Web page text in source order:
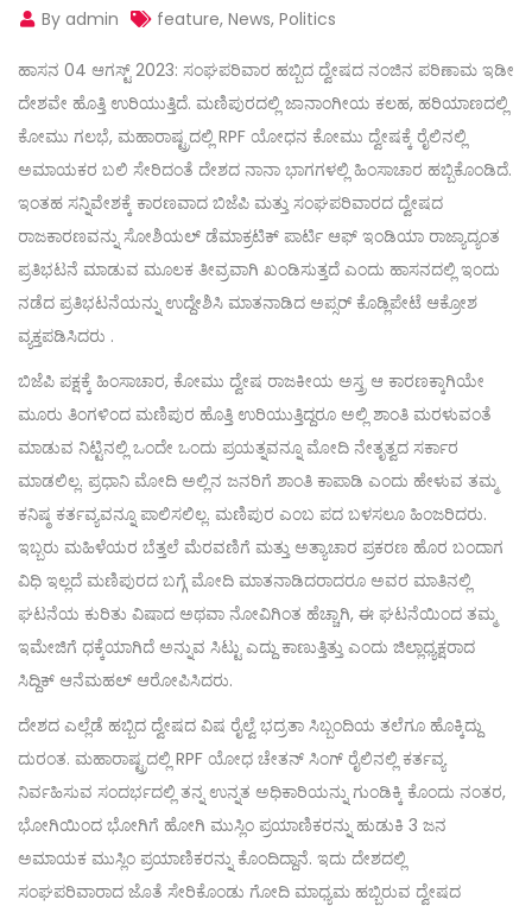
By admin feature, News, Politics
ಹಾಸನ 04 ಆಗಸ್ಟ್ 2023: ಸಂಘಪರಿವಾರ ಹಬ್ಬಿದ ದ್ವೇಷದ ನಂಜಿನ ಪರಿಣಾಮ ಇಡೀ
ದೇಶವೇ ಹೊತ್ತಿ ಉರಿಯುತ್ತಿದೆ. ಮಣಿಪುರದಲ್ಲಿ ಜಾನಾಂಗೀಯ ಕಲಹ, ಹರಿಯಾಣದಲ್ಲಿ
ಕೋಮು ಗಲಭೆ, ಮಹಾರಾಷ್ಟ್ರದಲ್ಲಿ RPF ಯೋಧನ ಕೋಮು ದ್ವೇಷಕ್ಕೆ ರೈಲಿನಲ್ಲಿ
ಅಮಾಯಕರ ಬಲಿ ಸೇರಿದಂತೆ ದೇಶದ ನಾನಾ ಭಾಗಗಳಲ್ಲಿ ಹಿಂಸಾಚಾರ ಹಬ್ಬಿಕೊಂಡಿದೆ.
ಇಂತಹ ಸನ್ನಿವೇಶಕ್ಕೆ ಕಾರಣವಾದ ಬಿಜೆಪಿ ಮತ್ತು ಸಂಘಪರಿವಾರದ ದ್ವೇಷದ
ರಾಜಕಾರಣವನ್ನು ಸೋಶಿಯಲ್ ಡೆಮಾಕ್ರಟಿಕ್ ಪಾರ್ಟಿ ಆಫ್ ಇಂಡಿಯಾ ರಾಜ್ಯಾದ್ಯಂತ
ಪ್ರತಿಭಟನೆ ಮಾಡುವ ಮೂಲಕ ತೀವ್ರವಾಗಿ ಖಂಡಿಸುತ್ತದೆ ಎಂದು ಹಾಸನದಲ್ಲಿ ಇಂದು
ನಡೆದ ಪ್ರತಿಭಟನೆಯನ್ನು ಉದ್ದೇಶಿಸಿ ಮಾತನಾಡಿದ ಅಪ್ಸರ್ ಕೊಡ್ಲಿಪೇಟೆ ಆಕ್ರೋಶ
ವ್ಯಕ್ತಪಡಿಸಿದರು .
ಬಿಜೆಪಿ ಪಕ್ಷಕ್ಕೆ ಹಿಂಸಾಚಾರ, ಕೋಮು ದ್ವೇಷ ರಾಜಕೀಯ ಅಸ್ತ್ರ ಆ ಕಾರಣಕ್ಕಾಗಿಯೇ
ಮೂರು ತಿಂಗಳಿಂದ ಮಣಿಪುರ ಹೊತ್ತಿ ಉರಿಯುತ್ತಿದ್ದರೂ ಅಲ್ಲಿ ಶಾಂತಿ ಮರಳುವಂತೆ
ಮಾಡುವ ನಿಟ್ಟಿನಲ್ಲಿ ಒಂದೇ ಒಂದು ಪ್ರಯತ್ನವನ್ನೂ ಮೋದಿ ನೇತೃತ್ವದ ಸರ್ಕಾರ
ಮಾಡಲಿಲ್ಲ. ಪ್ರಧಾನಿ ಮೋದಿ ಅಲ್ಲಿನ ಜನರಿಗೆ ಶಾಂತಿ ಕಾಪಾಡಿ ಎಂದು ಹೇಳುವ ತಮ್ಮ
ಕನಿಷ್ಠ ಕರ್ತವ್ಯವನ್ನೂ ಪಾಲಿಸಲಿಲ್ಲ. ಮಣಿಪುರ ಎಂಬ ಪದ ಬಳಸಲೂ ಹಿಂಜರಿದರು.
ಇಬ್ಬರು ಮಹಿಳೆಯರ ಬೆತ್ತಲೆ ಮೆರವಣಿಗೆ ಮತ್ತು ಅತ್ಯಾಚಾರ ಪ್ರಕರಣ ಹೊರ ಬಂದಾಗ
ವಿಧಿ ಇಲ್ಲದೆ ಮಣಿಪುರದ ಬಗ್ಗೆ ಮೋದಿ ಮಾತನಾಡಿದರಾದರೂ ಅವರ ಮಾತಿನಲ್ಲಿ
ಘಟನೆಯ ಕುರಿತು ವಿಷಾದ ಅಥವಾ ನೋವಿಗಿಂತ ಹೆಚ್ಚಾಗಿ, ಈ ಘಟನೆಯಿಂದ ತಮ್ಮ
ಇಮೇಜಿಗೆ ಧಕ್ಕೆಯಾಗಿದೆ ಅನ್ನುವ ಸಿಟ್ಟು ಎದ್ದು ಕಾಣುತ್ತಿತ್ತು ಎಂದು ಜಿಲ್ಲಾಧ್ಯಕ್ಷರಾದ
ಸಿದ್ದಿಕ್ ಆನೆಮಹಲ್ ಆರೋಪಿಸಿದರು.
ದೇಶದ ಎಲ್ಲೆಡೆ ಹಬ್ಬಿದ ದ್ವೇಷದ ವಿಷ ರೈಲ್ವೆ ಭದ್ರತಾ ಸಿಬ್ಬಂದಿಯ ತಲೆಗೂ ಹೊಕ್ಕಿದ್ದು
ದುರಂತ. ಮಹಾರಾಷ್ಟ್ರದಲ್ಲಿ RPF ಯೋಧ ಚೇತನ್ ಸಿಂಗ್ ರೈಲಿನಲ್ಲಿ ಕರ್ತವ್ಯ
ನಿರ್ವಹಿಸುವ ಸಂದರ್ಭದಲ್ಲಿ ತನ್ನ ಉನ್ನತ ಅಧಿಕಾರಿಯನ್ನು ಗುಂಡಿಕ್ಕಿ ಕೊಂದು ನಂತರ,
ಭೋಗಿಯಿಂದ ಭೋಗಿಗೆ ಹೋಗಿ ಮುಸ್ಲಿಂ ಪ್ರಯಾಣಿಕರನ್ನು ಹುಡುಕಿ 3 ಜನ
ಅಮಾಯಕ ಮುಸ್ಲಿಂ ಪ್ರಯಾಣಿಕರನ್ನು ಕೊಂದಿದ್ದಾನೆ. ಇದು ದೇಶದಲ್ಲಿ
ಸಂಘಪರಿವಾರಾದ ಜೊತೆ ಸೇರಿಕೊಂಡು ಗೋದಿ ಮಾಧ್ಯಮ ಹಬ್ಬಿರುವ ದ್ವೇಷದ